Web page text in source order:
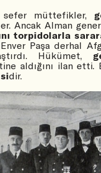
müttefikler,
Ancak Alman
torpidolarla
Enver Paşa derhal
Hükümet,
aldığını ilan etti.
dir.